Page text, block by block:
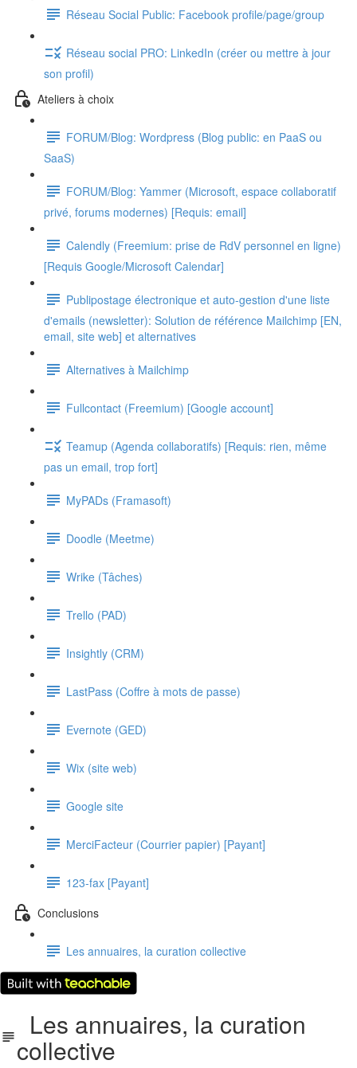
Réseau Social Public: Facebook profile/page/group
Réseau social PRO: LinkedIn (créer ou mettre à jour
son profil)
Ateliers à choix
FORUM/Blog: Wordpress (Blog public: en PaaS ou
SaaS)
FORUM/Blog: Yammer (Microsoft, espace collaboratif
privé, forums modernes) [Requis: email]
Calendly (Freemium: prise de RdV personnel en ligne)
[Requis Google/Microsoft Calendar]
Publipostage électronique et auto-gestion d'une liste
d'emails (newsletter): Solution de référence Mailchimp [EN,
email, site web] et alternatives
Alternatives à Mailchimp
Fullcontact (Freemium) [Google account]
Teamup (Agenda collaboratifs) [Requis: rien, même
pas un email, trop fort]
MyPADs (Framasoft)
Doodle (Meetme)
Wrike (Tâches)
Trello (PAD)
Insightly (CRM)
LastPass (Coffre à mots de passe)
Evernote (GED)
Wix (site web)
Google site
MerciFacteur (Courrier papier) [Payant]
123-fax [Payant]
Conclusions
Les annuaires, la curation collective
Les annuaires, la curation
collective